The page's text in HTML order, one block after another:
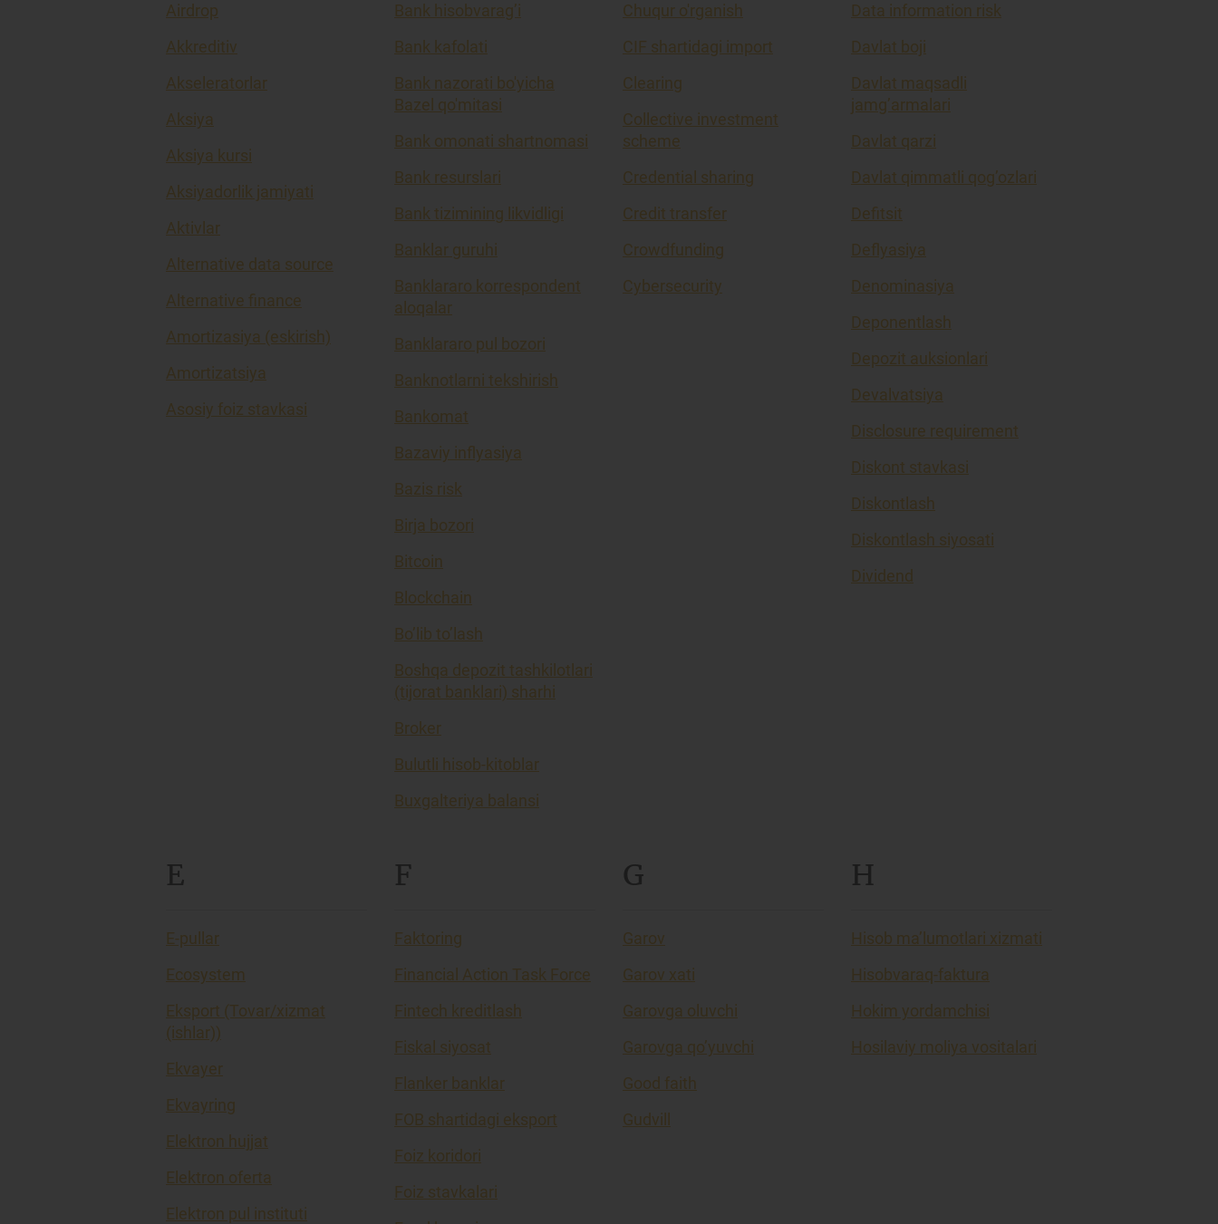
Airdrop
Akkreditiv
Akseleratorlar
Aksiya
Aksiya kursi
Aksiyadorlik jamiyati
Aktivlar
Alternative data source
Alternative finance
Amortizasiya (eskirish)
Amortizatsiya
Asosiy foiz stavkasi
Bank hisobvarag’i
Bank kafolati
Bank nazorati bo'yicha
Bazel qo'mitasi
Bank omonati shartnomasi
Bank resurslari
Bank tizimining likvidligi
Banklar guruhi
Banklararo korrespondent
aloqalar
Banklararo pul bozori
Banknotlarni tekshirish
Bankomat
Bazaviy inflyasiya
Bazis risk
Birja bozori
Bitcoin
Blockchain
Bo’lib to’lash
Boshqa depozit tashkilotlari
(tijorat banklari) sharhi
Broker
Bulutli hisob-kitoblar
Buxgalteriya balansi
Chuqur o'rganish
CIF shartidagi import
Clearing
Collective investment
scheme
Credential sharing
Credit transfer
Crowdfunding
Cybersecurity
Data information risk
Davlat boji
Davlat maqsadli
jamg’armalari
Davlat qarzi
Davlat qimmatli qog’ozlari
Defitsit
Deflyasiya
Denominasiya
Deponentlash
Depozit auksionlari
Devalvatsiya
Disclosure requirement
Diskont stavkasi
Diskontlash
Diskontlash siyosati
Dividend
E
E-pullar
Ecosystem
Eksport (Tovar/xizmat
(ishlar))
Ekvayer
Ekvayring
Elektron hujjat
Elektron oferta
Elektron pul instituti
F
Faktoring
Financial Action Task Force
Fintech kreditlash
Fiskal siyosat
Flanker banklar
FOB shartidagi eksport
Foiz koridori
Foiz stavkalari
G
Garov
Garov xati
Garovga oluvchi
Garovga qo’yuvchi
Good faith
Gudvill
H
Hisob ma’lumotlari xizmati
Hisobvaraq-faktura
Hokim yordamchisi
Hosilaviy moliya vositalari